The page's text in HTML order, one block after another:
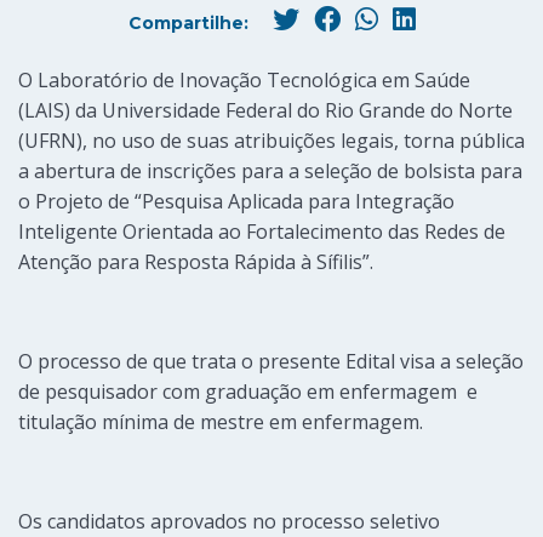
Compartilhe:
O Laboratório de Inovação Tecnológica em Saúde
(LAIS) da Universidade Federal do Rio Grande do Norte
(UFRN), no uso de suas atribuições legais, torna pública
a abertura de inscrições para a seleção de bolsista para
o Projeto de “Pesquisa Aplicada para Integração
Inteligente Orientada ao Fortalecimento das Redes de
Atenção para Resposta Rápida à Sífilis”.
O processo de que trata o presente Edital visa a seleção
de pesquisador com graduação em enfermagem e
titulação mínima de mestre em enfermagem.
Os candidatos aprovados no processo seletivo